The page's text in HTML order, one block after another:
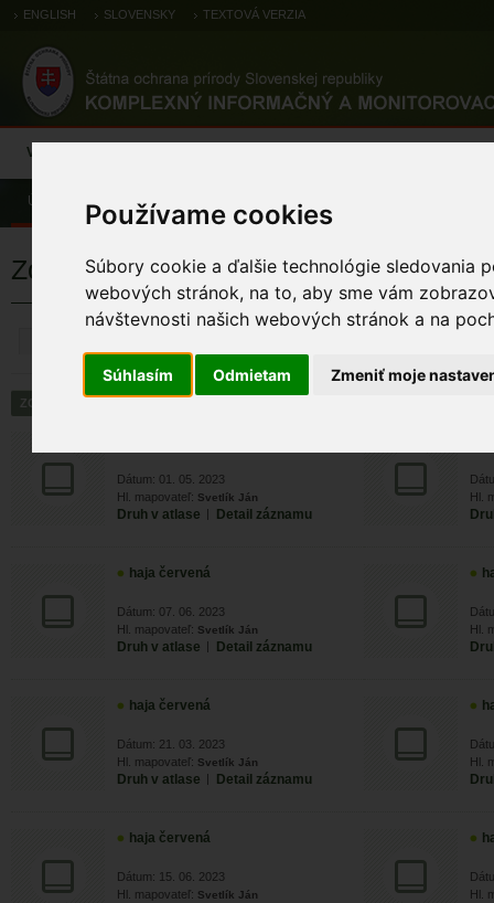
Používame cookies
Súbory cookie a ďalšie technológie sledovania
webových stránok, na to, aby sme vám
návštevnosti našich webových stránok a na
Súhlasím Odmietam Zmeniť moje
ENGLISH SLOVENSKY TEXTOVÁ VERZIA
Výsledky monitoringu
Úvod Pozorovania a výskytové dáta
Zoologické výskytové záznamy
Dátum: 01. 05. 2023
Hl. mapovateľ: Svetlík Ján
Druh v atlase | Detail záznamu
Hl.
haja červená
Dátum: 07. 06. 2023
Hl. mapovateľ: Svetlík Ján
Druh v atlase | Detail záznamu
Hl.
haja červená
Dátum: 21. 03. 2023
Hl. mapovateľ: Svetlík Ján
Druh v atlase | Detail záznamu
Hl.
haja červená
Dátum: 15. 06. 2023
Hl. mapovateľ: Svetlík Ján
Hl.